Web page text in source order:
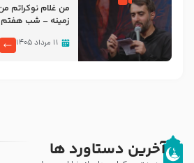
من غلام نوکراتم
۱۱ مرداد ۱۴۰۵
آخرین دستاورد ها